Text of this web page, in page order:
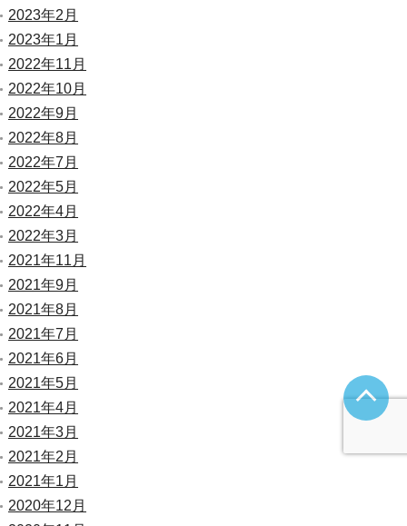
2023年2月
2023年1月
2022年11月
2022年10月
2022年9月
2022年8月
2022年7月
2022年5月
2022年4月
2022年3月
2021年11月
2021年9月
2021年8月
2021年7月
2021年6月
2021年5月
2021年4月
2021年3月
2021年2月
2021年1月
2020年12月